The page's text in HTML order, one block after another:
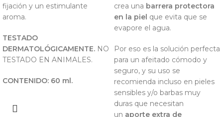
fijación y un estimulante
aroma.
TESTADO
DERMATOLÓGICAMENTE. NO
TESTADO EN ANIMALES.
CONTENIDO: 60 ml.
crea una barrera protectora
en la piel que evita que se
evapore el agua.
Por eso es la solución perfecta
para un afeitado cómodo y
seguro, y su uso se
recomienda incluso en pieles
sensibles y/o barbas muy
duras que necesitan
un aporte extra de